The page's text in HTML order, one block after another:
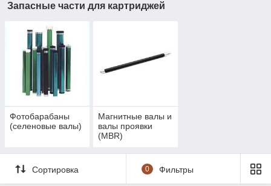
Запасные части для картриджей
Фотобарабаны
(селеновые валы)
Магнитные валы и
валы проявки
(MBR)
Сортировка 0 Фильтры